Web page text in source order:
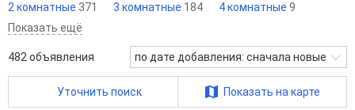
2 комнатные 371 3 комнатные 184 4 комнатные 9
Показать ещё
482 объявления по дате добавления: сначала новые
Уточнить поиск Показать на карте